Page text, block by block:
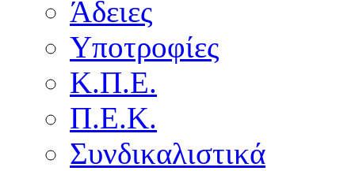
Άδειες
Υποτροφίες
Κ.Π.Ε.
Π.Ε.Κ.
Συνδικαλιστικά